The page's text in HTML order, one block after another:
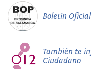
Boletín
También te
Ciudadano